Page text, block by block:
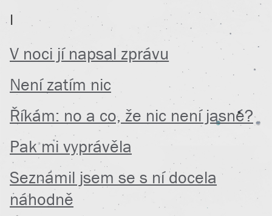
I
V noci jí napsal zprávu
Není zatím nic
Říkám: no a co, že nic není jasné?
Pak mi vyprávěla
Seznámil jsem se s ní docela
náhodně